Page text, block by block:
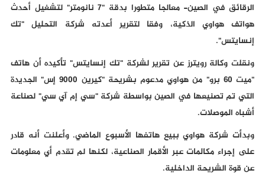
الرقائق في الصين- معالجا متطورا بدقة "7 نانومتر" لتشغيل أحدث
هواتف هواوي الذكية، وفقا لتقرير أعدته شركة التحليل "تك
إنسايتس".
ونقلت وكالة رويترز عن تقرير لشركة "تك إنسايتس" تأكيده أن هاتف
"ميت 60 برو" من هواوي مدعوم بشريحة "كيرين 9000 إس" الجديدة
التي تم تصنيعها في الصين بواسطة شركة "سي إم آي سي" لصناعة
أشباه الموصلات.
وبدأت شركة هواوي ببيع هاتفها الأسبوع الماضي. وأعلنت أنه قادر
على إجراء مكالمات عبر الأقمار الصناعية، لكنها لم تقدم أي معلومات
عن قوة الشريحة الداخلية.